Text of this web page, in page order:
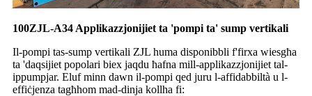
100ZJL-A34 Applikazzjonijiet ta 'pompi ta' sump vertikali
Il-pompi tas-sump vertikali ZJL huma disponibbli f'firxa wiesgħa
ta 'daqsijiet popolari biex jaqdu ħafna mill-applikazzjonijiet tal-
ippumpjar. Eluf minn dawn il-pompi qed juru l-affidabbiltà u l-
effiċjenza tagħhom mad-dinja kollha fi: